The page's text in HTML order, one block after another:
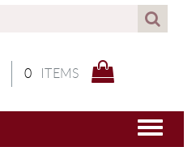
0 ITEMS